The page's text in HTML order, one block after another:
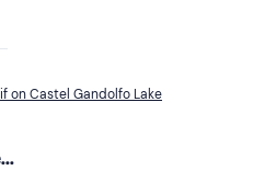
on Castel Gandolfo Lake